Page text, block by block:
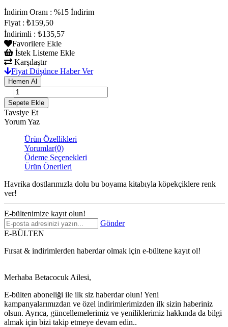
İndirim Oranı : %15 İndirim
Fiyat : ₺159,50
İndirimli : ₺135,57
Favorilere Ekle
İstek Listeme Ekle
Karşılaştır
Fiyat Düşünce Haber Ver
Tavsiye Et
Yorum Yaz
Ürün Özellikleri
Yorumlar(0)
Ödeme Seçenekleri
Ürün Önerileri
Havrika dostlarımızla dolu bu boyama kitabıyla köpekçiklere renk
ver!
E-bültenimize kayıt olun!
Gönder
E-BÜLTEN
Fırsat & indirimlerden haberdar olmak için e-bültene kayıt ol!
Merhaba Betacocuk Ailesi,
E-bülten aboneliği ile ilk siz haberdar olun! Yeni
kampanyalarımızdan ve özel indirimlerimizden ilk sizin haberiniz
olsun. Ayrıca, güncellemelerimiz ve yeniliklerimiz hakkında da bilgi
almak için bizi takip etmeye devam edin..